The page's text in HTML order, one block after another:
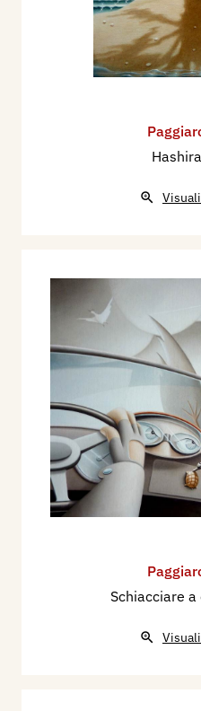
Hashira
Schiacciare a